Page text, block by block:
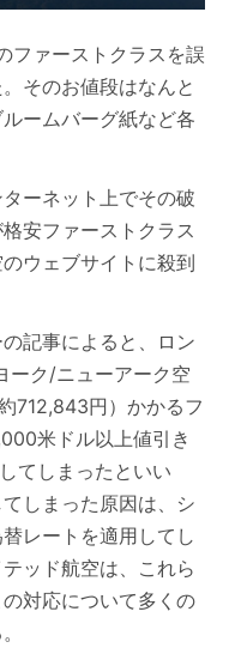
ファーストクラスを誤
そのお値段はなんと
ームバーグ紙など各
ーネット上でその破
安ファーストクラス
ウェブサイトに殺到
記事によると、ロン
ーク/ニューアーク空
712,843円）かかるフ
米ドル以上値引き
てしまったといい
しまった原因は、シ
レートを適用してし
ッド航空は、これら
対応について多くの